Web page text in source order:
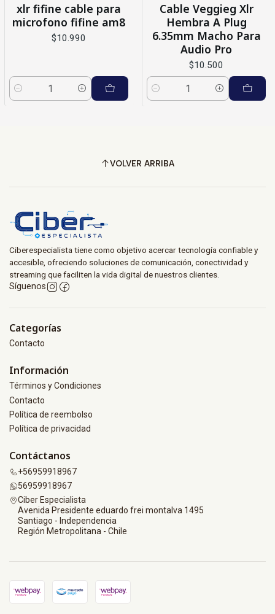
xlr fifine cable para
microfono fifine am8
$10.990
Cantidad
Cable Veggieg Xlr
Hembra A Plug
6.35mm Macho Para
Audio Pro
$10.500
Cantidad
VOLVER ARRIBA
Ciberespecialista tiene como objetivo acercar tecnología confiable y
accesible, ofreciendo soluciones de comunicación, conectividad y
streaming que faciliten la vida digital de nuestros clientes.
Síguenos
Categorías
Contacto
Información
Términos y Condiciones
Contacto
Política de reembolso
Política de privacidad
Contáctanos
+56959918967
56959918967
Ciber Especialista
Avenida Presidente eduardo frei montalva 1495
Santiago - Independencia
Región Metropolitana - Chile